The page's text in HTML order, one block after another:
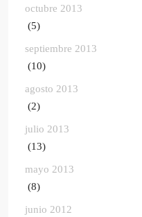
octubre 2013
(5)
septiembre 2013
(10)
agosto 2013
(2)
julio 2013
(13)
mayo 2013
(8)
junio 2012